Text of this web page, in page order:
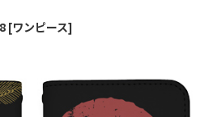
[ワンピース]